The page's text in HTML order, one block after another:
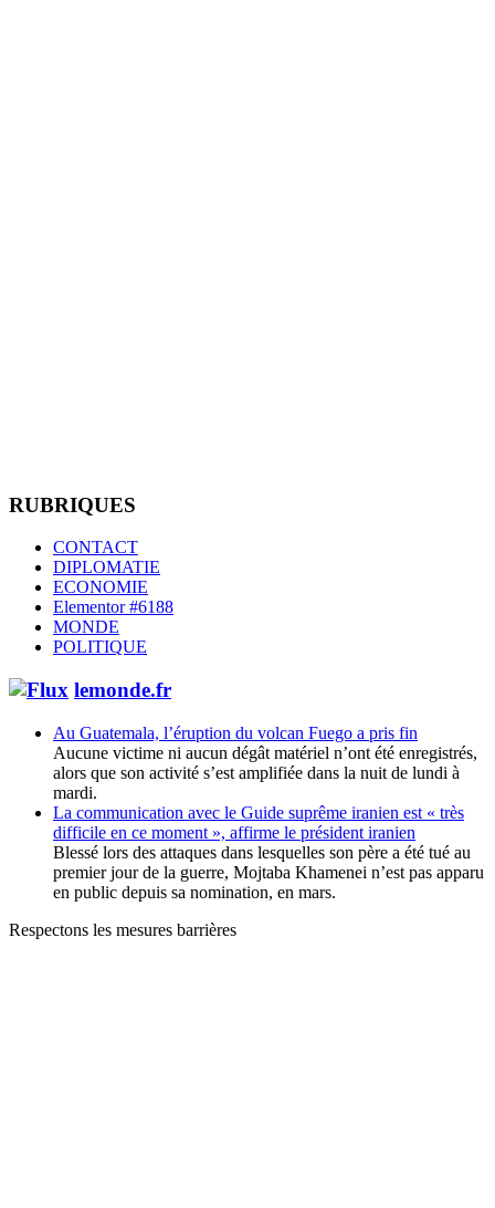
RUBRIQUES
CONTACT
DIPLOMATIE
ECONOMIE
Elementor #6188
MONDE
POLITIQUE
lemonde.fr
Au Guatemala, l’éruption du volcan Fuego a pris fin
Aucune victime ni aucun dégât matériel n’ont été enregistrés,
alors que son activité s’est amplifiée dans la nuit de lundi à
mardi.
La communication avec le Guide suprême iranien est « très
difficile en ce moment », affirme le président iranien
Blessé lors des attaques dans lesquelles son père a été tué au
premier jour de la guerre, Mojtaba Khamenei n’est pas apparu
en public depuis sa nomination, en mars.
Respectons les mesures barrières